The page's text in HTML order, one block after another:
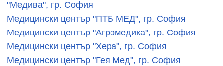
"Медива", гр. София
Медицински център "ПТБ МЕД", гр. София
Медицински център "Агромедика", гр. София
Медицински център "Хера", гр. София
Медицински център "Гея Мед", гр. София